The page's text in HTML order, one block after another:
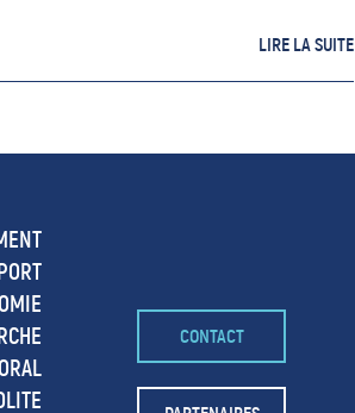
LIRE LA SUITE
CONTACT